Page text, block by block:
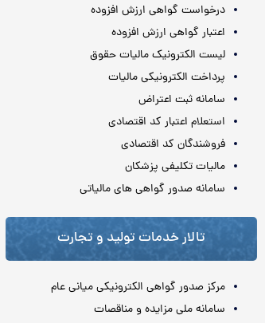
درخواست گواهی ارزش افزوده
اعتبار گواهی ارزش افزوده
لیست الکترونیک مالیات حقوق
پرداخت الکترونیکی مالیات
سامانه ثبت اعتراض
استعلام اعتبار کد اقتصادی
فروشندگان کد اقتصادی
مالیات تکلیفی پزشکان
سامانه صدور گواهی های مالیاتی
تالار خدمات تولید و تجارت
مرکز صدور گواهی الکترونیکی میانی عام
سامانه ملی مزایده و مناقصات